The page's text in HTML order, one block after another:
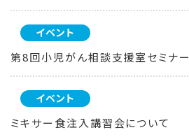
イベント
第8回小児がん相談支援室セミナー
イベント
ミキサー食注入講習会について